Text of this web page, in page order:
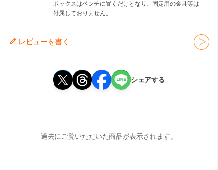
ボックスはベンチに置くだけとなり、固定用の金具等は
付属しておりません。
レビューを書く
シェアする
過去にご覧いただいた商品が表示されます。